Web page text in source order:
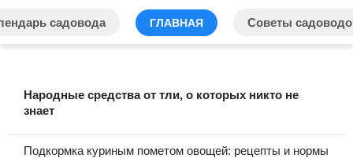
садовода ГЛАВНАЯ Советы
Народные средства от тли, о которых никто не
знает
Подкормка куриным пометом овощей: рецепты и нормы